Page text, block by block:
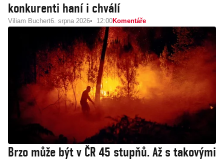
konkurenti haní i chválí
Viliam Buchert6. srpna 2026 12:00Komentáře
Brzo může být v ČR 45 stupňů. Až s takovými